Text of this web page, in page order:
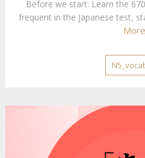
Before we start: Learn the
frequent in the Japanese test,
More